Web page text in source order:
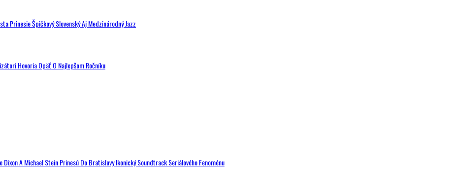
Prinesie Špičkový Slovenský Aj Medzinárodný Jazz
Hovoria Opäť O Najlepšom Ročníku
A Michael Stein Prinesú Do Bratislavy Ikonický Soundtrack Seriálového Fenoménu